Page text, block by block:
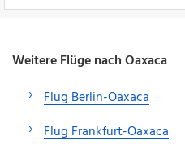
Weitere Flüge nach Oaxaca
Flug Berlin-Oaxaca
Flug Frankfurt-Oaxaca